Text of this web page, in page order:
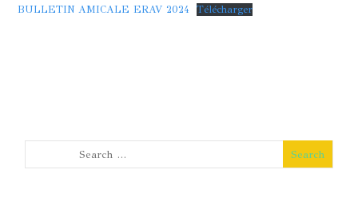
BULLETIN AMICALE ERAV 2024 Télécharger